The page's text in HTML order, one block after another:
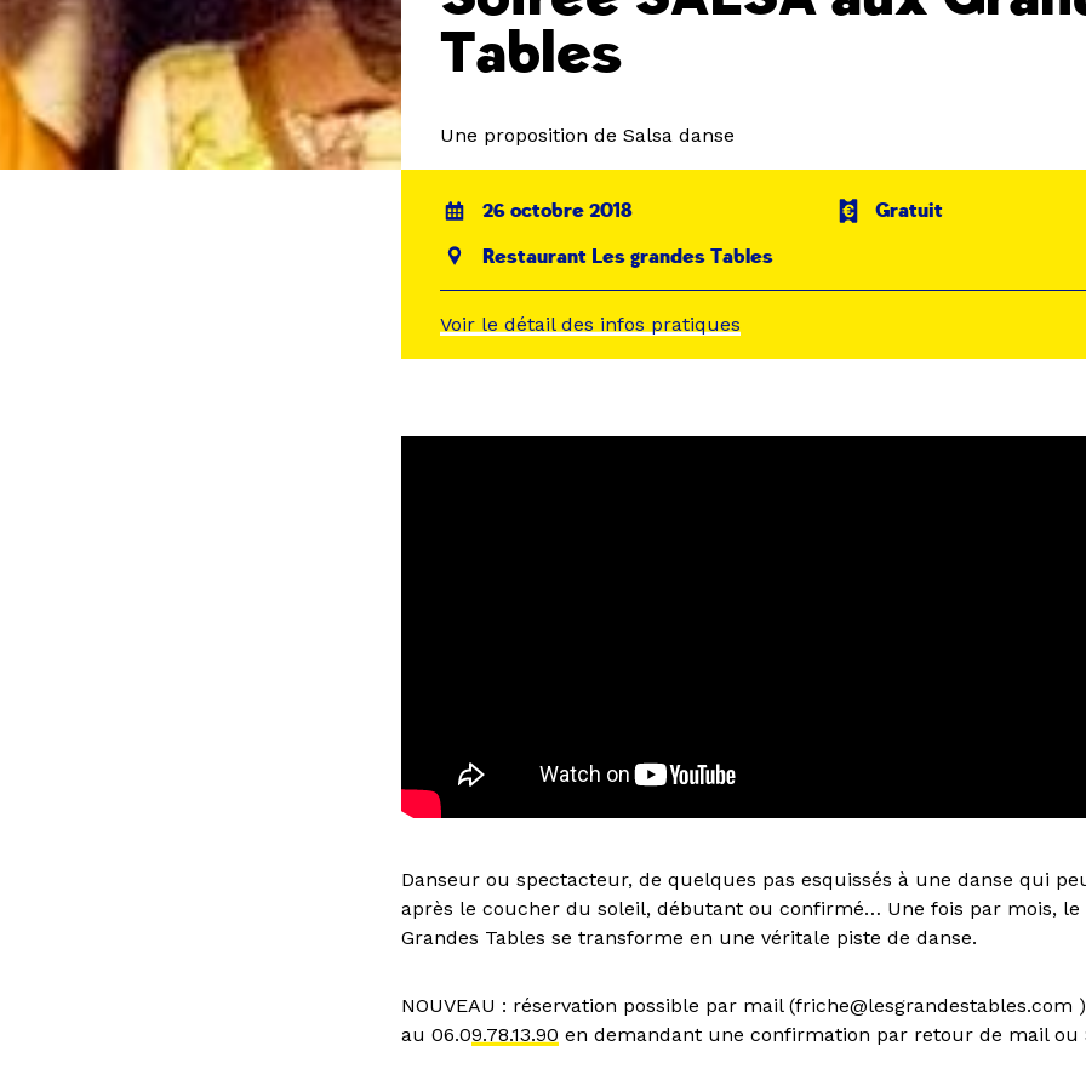
Tables
Une proposition de Salsa danse
26 octobre 2018
Gratuit
Restaurant Les grandes Tables
Voir le détail des infos pratiques
Danseur ou spectacteur, de quelques pas esquissés à une danse qui
après le coucher du soleil, débutant ou confirmé… Une fois par mois,
Grandes Tables se transforme en une véritale piste de danse.
NOUVEAU : réservation possible par mail (friche@lesgrandestables.com
au 06.09.78.13.90 en demandant une confirmation par retour de mail ou